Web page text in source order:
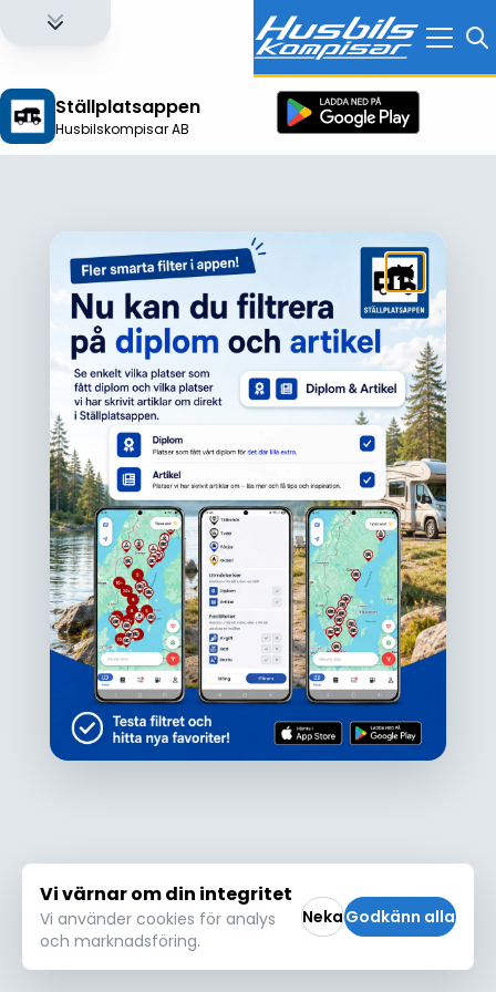
Ställplatsappen
Husbilskompisar AB
Ojdå!
Den här platsen hittades inte eller kunde
inte läsas in korrekt. Vänligen försök igen
Försök igen
Logga in för att få full tillgång till alla funktioner!
Vi värnar om din integritet
Vi använder cookies för analys
och marknadsföring.
NekaGodkänn alla